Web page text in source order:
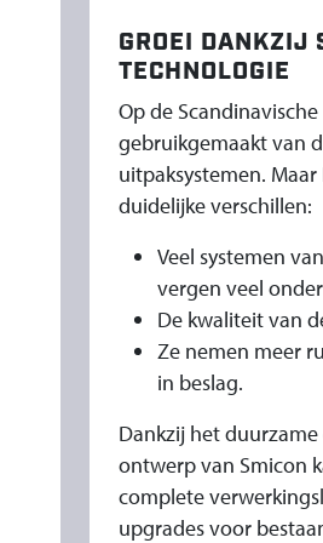
GROEI DANKZIJ
TECHNOLOGIE
Op de
gebruikgemaakt van
uitpaksystemen. Maar
duidelijke verschillen:
Veel systemen
vergen veel
De kwaliteit van
Ze nemen meer
in beslag.
Dankzij het
ontwerp van Smicon
complete
upgrades voor